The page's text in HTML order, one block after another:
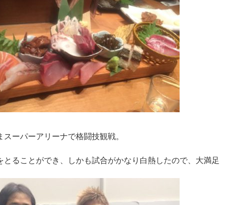
ーパーアリーナで格闘技観戦。
とることができ、しかも試合がかなり白熱したので、大満足